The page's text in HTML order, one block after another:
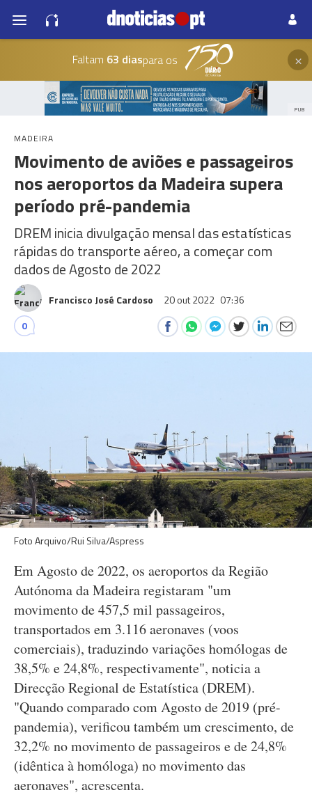
Faltam 63 diaspara os ×
PUB
MADEIRA
Movimento de aviões e passageiros
nos aeroportos da Madeira supera
período pré-pandemia
DREM inicia divulgação mensal das estatísticas
rápidas do transporte aéreo, a começar com
dados de Agosto de 2022
Francisco José Cardoso 20 out 2022 07:36
0
Foto Arquivo/Rui Silva/Aspress
Em Agosto de 2022, os aeroportos da Região
Autónoma da Madeira registaram "um
movimento de 457,5 mil passageiros,
transportados em 3.116 aeronaves (voos
comerciais), traduzindo variações homólogas de
38,5% e 24,8%, respectivamente", noticia a
Direcção Regional de Estatística (DREM).
"Quando comparado com Agosto de 2019 (pré-
pandemia), verificou também um crescimento, de
32,2% no movimento de passageiros e de 24,8%
(idêntica à homóloga) no movimento das
aeronaves", acrescenta.